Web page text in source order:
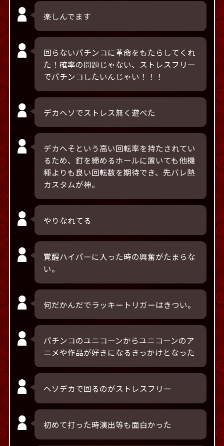
楽しんでます
回らないパチンコに革命をもたらしてくれ
た！確率の問題じゃない、ストレスフリー
でパチンコしたいんじゃい！！！
デカヘソでストレス無く遊べた
デカへそという高い回転率を持たされてい
るため、釘を締めるホールに置いても他機
種よりも良い回転数を期待でき、先バレ熱
カスタムが神。
やりなれてる
覚醒ハイパーに入った時の興奮がたまらな
い。
何だかんだでラッキートリガーはきつい。
パチンコのユニコーンからユニコーンのア
ニメや作品が好きになるきっかけとなった
ヘソデカで回るのがストレスフリー
初めて打った時演出等も面白かった